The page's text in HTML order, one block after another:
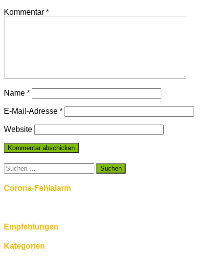
Kommentar *
Name *
E-Mail-Adresse *
Website
Suchen
nach:
Corona-Fehlalarm
Empfehlungen
Kategorien